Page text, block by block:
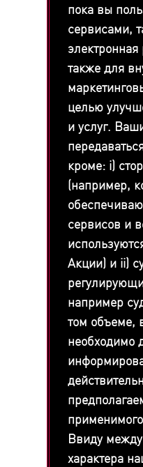
пока вы
сервисами,
также для
целью
и услуг.
кроме: i)
(например,
сервисов и
Акции) и ii)
например
том объеме,
необходимо
Ввиду
характера